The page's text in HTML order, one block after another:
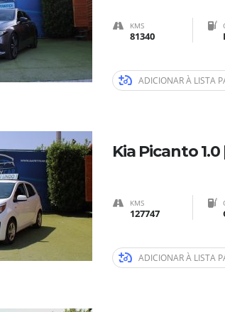
KMS
81340
ADICIONAR À LISTA
Kia Picanto 1.0
KMS
127747
ADICIONAR À LISTA